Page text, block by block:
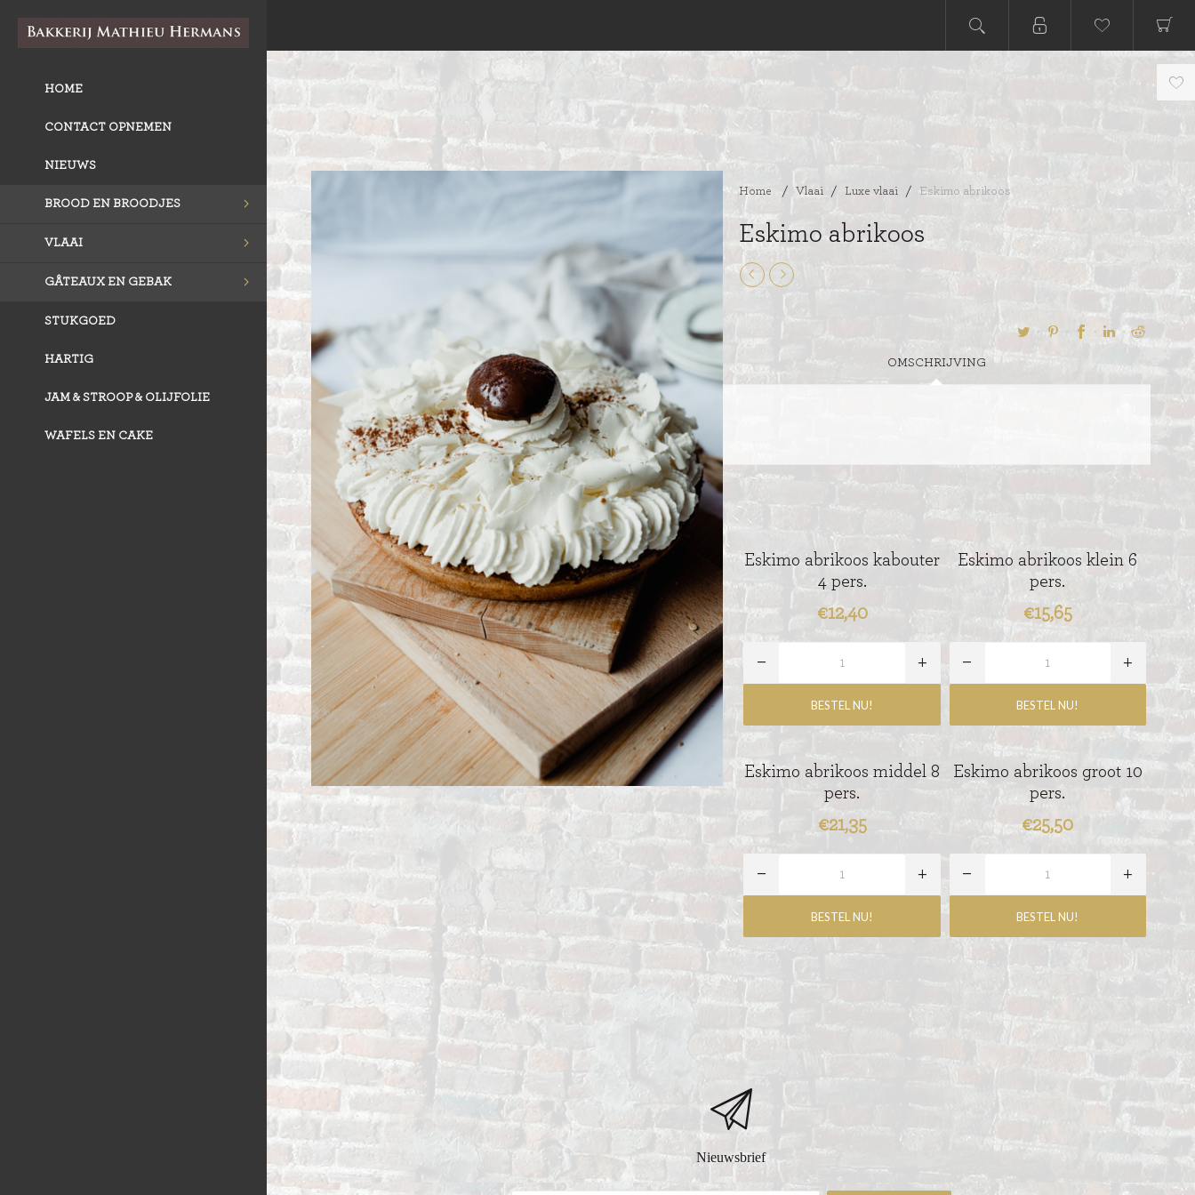
HOME
CONTACT OPNEMEN
NIEUWS
BROOD EN BROODJES
VLOERBROOD
ZUURDESEM BROOD
BUSBRODEN
GEVULD BROOD
BROODJES
CROISSANTS
STOKBROOD
VLAAI
VLAAI TRADITIONEEL
HERMANS
RIJSTEVLAAI
KRUIMELVLAAI
VLAAI RASTER
OPEN VLAAI
LUXE VLAAI
SEIZOEN VLAAI
GÂTEAUX EN GEBAK
GEBAKJES
GÂTEAUX
SLAGROOMTAARTEN
CRÈME AU BEURE
TAARTEN
MOKKA TAARTEN
MERENGUE TAARTEN
ROYAL TAARTEN
BAVAROISE TAARTEN
STUKGOED
HARTIG
JAM & STROOP & OLIJFOLIE
WAFELS EN CAKE
Home / Vlaai / Luxe vlaai / Eskimo abrikoos
Eskimo abrikoos
OMSCHRIJVING
Eskimo abrikoos kabouter
4 pers.
€12,40
Eskimo abrikoos klein 6
pers.
€15,65
Eskimo abrikoos middel 8
pers.
€21,35
Eskimo abrikoos groot 10
pers.
€25,50
Nieuwsbrief